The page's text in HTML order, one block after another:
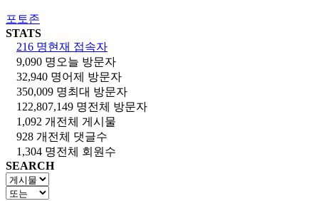
포토존
STATS
216 명현재 접속자
9,090 명 오늘 방문자
32,940 명어제 방문자
350,009 명최대 방문자
122,807,149 명전체 방문자
1,092 개 전체 게시물
928 개 전체 댓글수
1,304 명전체 회원수
SEARCH